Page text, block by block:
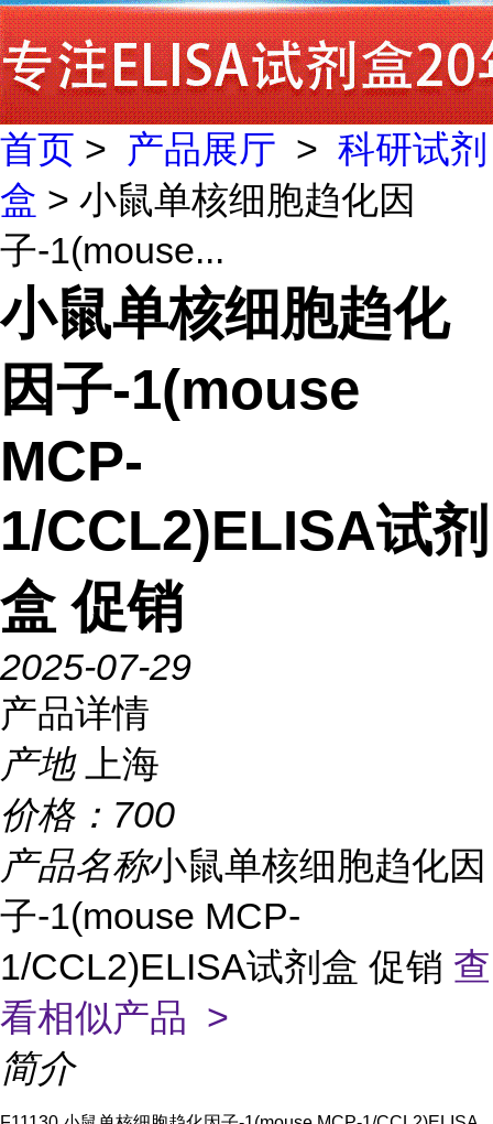
首页 > 产品展厅 > 科研试剂
盒 > 小鼠单核细胞趋化因
子-1(mouse...
小鼠单核细胞趋化
因子-1(mouse
MCP-
1/CCL2)ELISA试剂
盒 促销
2025-07-29
产品详情
产地
上海
价格： 700
产品名称小鼠单核细胞趋化因
子-1(mouse MCP-
1/CCL2)ELISA试剂盒 促销 查
看相似产品 >
简介